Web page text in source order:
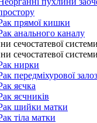
прямої кишки
анального каналу
сечостатевої системи
сечостатевої системи
нирки
передміхурової
яєчка
яєчників
шийки матки
тіла матки